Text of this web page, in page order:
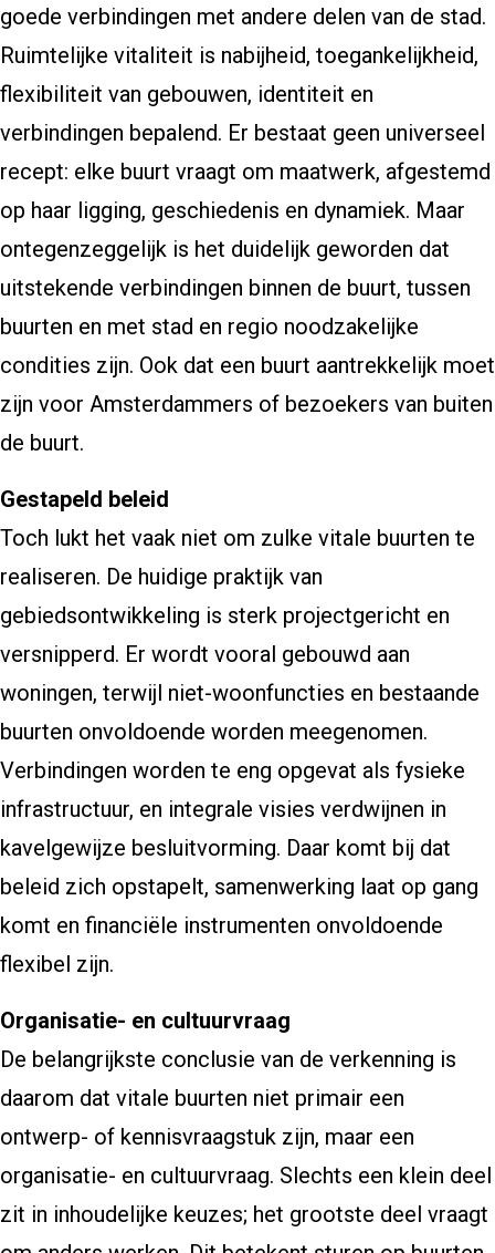
goede verbindingen met andere delen van de stad.
Ruimtelijke vitaliteit is nabijheid, toegankelijkheid,
flexibiliteit van gebouwen, identiteit en
verbindingen bepalend. Er bestaat geen universeel
recept: elke buurt vraagt om maatwerk, afgestemd
op haar ligging, geschiedenis en dynamiek. Maar
ontegenzeggelijk is het duidelijk geworden dat
uitstekende verbindingen binnen de buurt, tussen
buurten en met stad en regio noodzakelijke
condities zijn. Ook dat een buurt aantrekkelijk moet
zijn voor Amsterdammers of bezoekers van buiten
de buurt.
Gestapeld beleid
Toch lukt het vaak niet om zulke vitale buurten te
realiseren. De huidige praktijk van
gebiedsontwikkeling is sterk projectgericht en
versnipperd. Er wordt vooral gebouwd aan
woningen, terwijl niet-woonfuncties en bestaande
buurten onvoldoende worden meegenomen.
Verbindingen worden te eng opgevat als fysieke
infrastructuur, en integrale visies verdwijnen in
kavelgewijze besluitvorming. Daar komt bij dat
beleid zich opstapelt, samenwerking laat op gang
komt en financiële instrumenten onvoldoende
flexibel zijn.
Organisatie- en cultuurvraag
De belangrijkste conclusie van de verkenning is
daarom dat vitale buurten niet primair een
ontwerp- of kennisvraagstuk zijn, maar een
organisatie- en cultuurvraag. Slechts een klein deel
zit in inhoudelijke keuzes; het grootste deel vraagt